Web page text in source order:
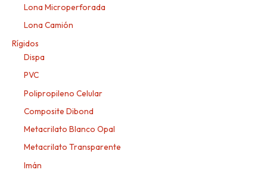
Lona Microperforada
Lona Camión
Rígidos
Dispa
PVC
Polipropileno Celular
Composite Dibond
Metacrilato Blanco Opal
Metacrilato Transparente
Imán